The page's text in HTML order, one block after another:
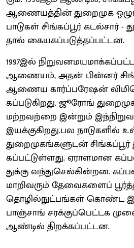
ஆணையத்​தின் துறைமுக
பாடுகள் சிங்​கப்​பூர்
தால் கையகப்​படுத்​தப்​பட்டன.
1997இல்
ஆணையம், அதன் பின்னர்
ஆணைய கார்ப்​பரேஷன்
கப்​படு​கிறது. ஜூரோங்
மற்றவற்றை இன்றும்
இயக்​கு​கிறது.பல நாடுகளில்
துறைமுகங்களுடன்
கப்​பட்டுள்​ளது. ஏராளமான
துக்கு வந்துசெல்​கின்றன.
மாறிவரும் தேவை​களைப்
தொழில்​நுட்​பங்கள் கொண்ட
பாஞ்​சாங் சரக்​குப்​பெட்டக
ஆண்டில் திறக்​கப்​பட்டன.